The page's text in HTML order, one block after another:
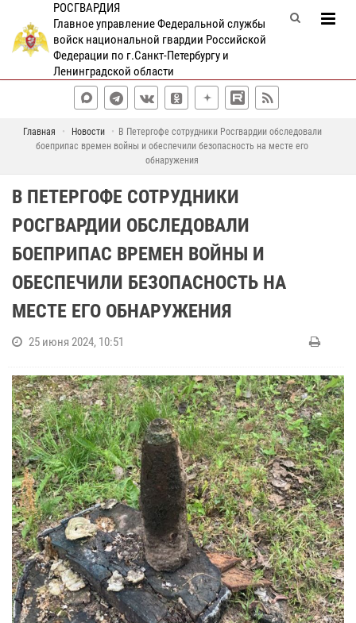
РОСГВАРДИЯ
Главное управление Федеральной службы
войск национальной гвардии Российской
Федерации по г.Санкт-Петербургу и
Ленинградской области
Главная Новости
В Петергофе сотрудники Росгвардии обследовали
боеприпас времен войны и обеспечили безопасность на месте его
обнаружения
В ПЕТЕРГОФЕ СОТРУДНИКИ
РОСГВАРДИИ ОБСЛЕДОВАЛИ
БОЕПРИПАС ВРЕМЕН ВОЙНЫ И
ОБЕСПЕЧИЛИ БЕЗОПАСНОСТЬ НА
МЕСТЕ ЕГО ОБНАРУЖЕНИЯ
25 июня 2024, 10:51